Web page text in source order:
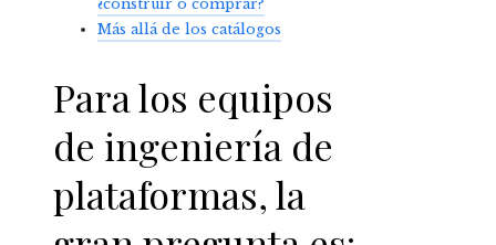
¿construir o comprar?
Más allá de los catálogos
Para los equipos
de ingeniería de
plataformas, la